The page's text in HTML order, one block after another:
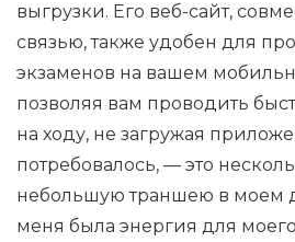
выгрузки. Его веб-сайт,
связью, также удобен для
экзаменов на вашем
позволяя вам проводить
на ходу, не загружая
потребовалось, — это
небольшую траншею в моем
меня была энергия для